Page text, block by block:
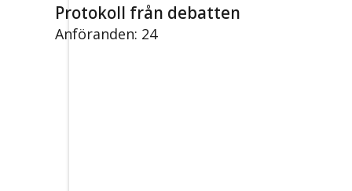
Protokoll från debatten
Anföranden: 24